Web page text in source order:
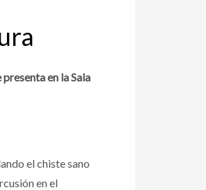
en la Sala
el chiste sano
en el